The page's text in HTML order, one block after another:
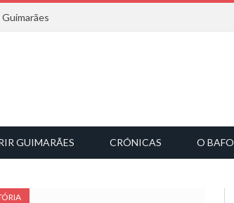
GUIMARÃES CRÓNICAS O BAFO